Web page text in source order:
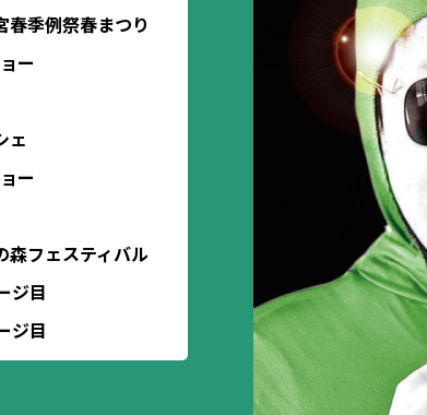
春季例祭春まつり
ー
ェ
ー
森フェスティバル
ジ目
ジ目